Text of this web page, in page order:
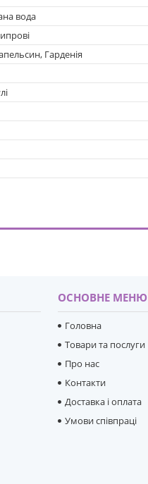
вода
Гарденія
ОСНОВНЕ МЕНЮ
Головна
Товари та послуги
Про нас
Контакти
Доставка і оплата
Умови співпраці